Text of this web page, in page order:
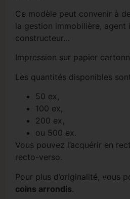
Ce modèle peut convenir à
la gestion immobilière, agent
constructeur…
Impression sur papier
Les quantités disponibles
50 ex,
100 ex,
200 ex,
ou 500 ex.
Vous pouvez l’acquérir en
recto-verso.
Pour plus d’originalité, vous
coins arrondis.